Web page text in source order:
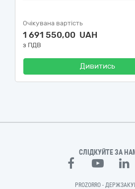
Очікувана вартість
1 691 550,00 UAH
з ПДВ
Дивитись
СЛІДКУЙТЕ ЗА
PROZORRO -